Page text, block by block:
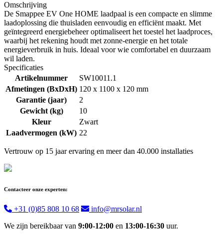
Omschrijving
De Smappee EV One HOME laadpaal is een compacte en slimme
laadoplossing die thuisladen eenvoudig en efficiënt maakt. Met
geïntegreerd energiebeheer optimaliseert het toestel het laadproces,
waarbij het rekening houdt met zonne-energie en het totale
energieverbruik in huis. Ideaal voor wie comfortabel en duurzaam
wil laden.
Specificaties
Artikelnummer
SW10011.1
Afmetingen (BxDxH) 120 x 1100 x 120 mm
Garantie (jaar)
2
Gewicht (kg)
10
Kleur
Zwart
Laadvermogen (kW) 22
Vertrouw op 15 jaar ervaring en meer dan 40.000 installaties
Contacteer onze experten:
+31 (0)85 808 10 68
info@mrsolar.nl
We zijn bereikbaar van 9:00-12:00 en 13:00-16:30 uur.